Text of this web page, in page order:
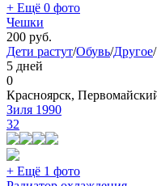
+ Ещё 0 фото
Чешки
200 руб.
Дети растут/Обувь/Другое/
5 дней
0
Красноярск,
Зиля 1990
32
+ Ещё 1 фото